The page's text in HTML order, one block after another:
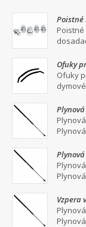
Poistné
Poistné
Ofuky
Ofuky
Vzpera